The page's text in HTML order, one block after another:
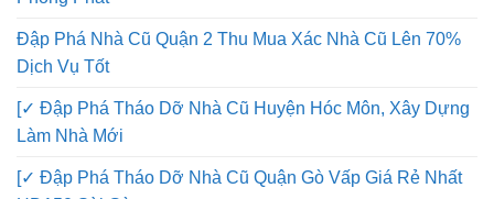
Đập Phá Nhà Cũ Quận 2 Thu Mua Xác Nhà Cũ Lên 70%
Dịch Vụ Tốt
[✓ Đập Phá Tháo Dỡ Nhà Cũ Huyện Hóc Môn, Xây Dựng
Làm Nhà Mới
HD150 Sài Gòn